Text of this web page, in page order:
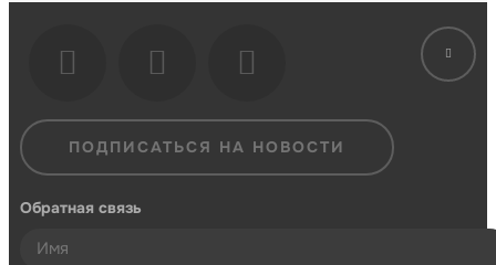
ПОДПИСАТЬСЯ НА НОВОСТИ
Обратная связь